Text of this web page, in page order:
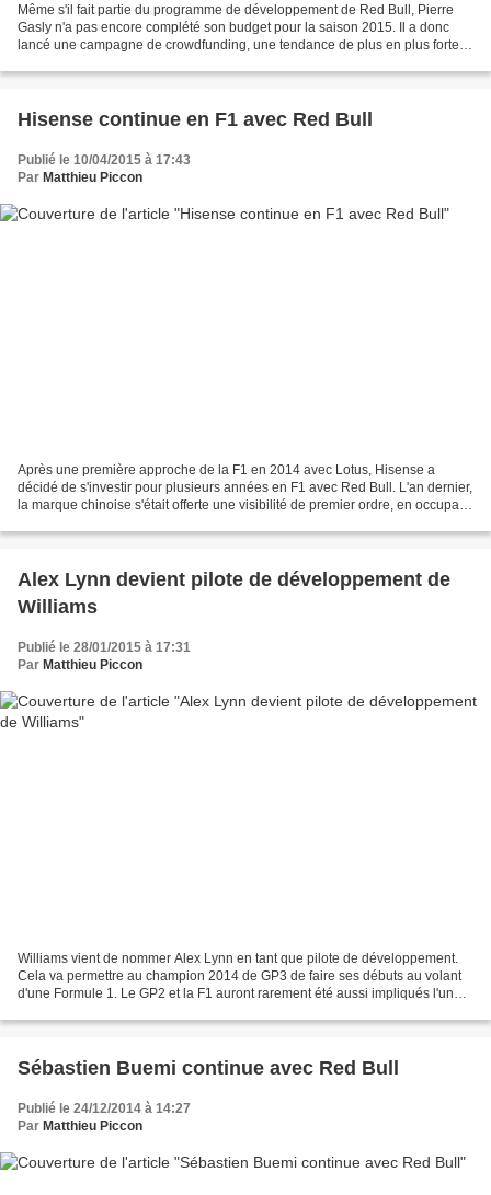
Même s'il fait partie du programme de développement de Red Bull, Pierre
Gasly n'a pas encore complété son budget pour la saison 2015. Il a donc
lancé une campagne de crowdfunding, une tendance de plus en plus forte
Hisense continue en F1 avec Red Bull
Publié le 10/04/2015 à 17:43
Par Matthieu Piccon
Après une première approche de la F1 en 2014 avec Lotus, Hisense a
décidé de s'investir pour plusieurs années en F1 avec Red Bull. L'an dernier,
la marque chinoise s'était offerte une visibilité de premier ordre, en occupant
Alex Lynn devient pilote de développement de
Williams
Publié le 28/01/2015 à 17:31
Par Matthieu Piccon
Williams vient de nommer Alex Lynn en tant que pilote de développement.
Cela va permettre au champion 2014 de GP3 de faire ses débuts au volant
d'une Formule 1. Le GP2 et la F1 auront rarement été aussi impliqués l'un
Sébastien Buemi continue avec Red Bull
Publié le 24/12/2014 à 14:27
Par Matthieu Piccon